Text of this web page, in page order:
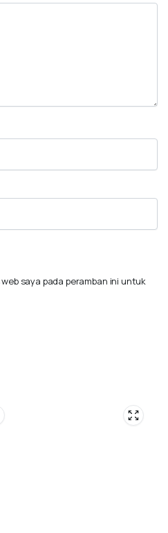
saya pada peramban ini untuk